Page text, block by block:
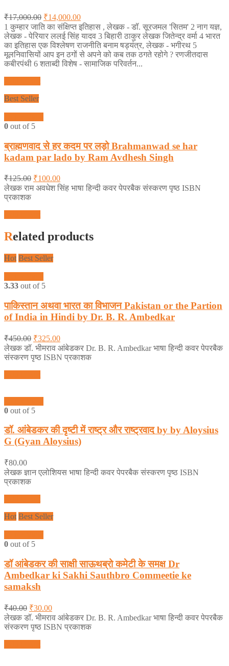
₹17,000.00 ₹14,000.00
1 कुम्हार जाति का संक्षिप्त इतिहास , लेखक - डॉ. सूरजमल 'सितम' 2 नाग यज्ञ,
लेखक - पेरियार ललई सिंह यादव 3 बिहारी ठाकुर लेखक जितेन्द्र वर्मा 4 भारत
का इतिहास एक विश्लेषण राजनीति बनाम षड्यंत्र, लेखक - भगीरथ 5
मूलनिवासियों आप इन ठगों से अपने को कब तक ठगते रहोगे ? रणजीतदास
कबीरपंथी 6 शताब्दी विशेष - सामाजिक परिवर्तन...
Best Seller
0 out of 5
ब्राह्मणवाद से हर कदम पर लड़ो Brahmanwad se har
kadam par lado by Ram Avdhesh Singh
₹125.00 ₹100.00
लेखक राम अवधेश सिंह भाषा हिन्दी कवर पेपरबैक संस्करण पृष्ठ ISBN
प्रकाशक
Related products
Hot Best Seller
3.33 out of 5
पाकिस्तान अथवा भारत का विभाजन Pakistan or the Partion
of India in Hindi by Dr. B. R. Ambedkar
₹450.00 ₹325.00
लेखक डॉ. भीमराव आंबेडकर Dr. B. R. Ambedkar भाषा हिन्दी कवर पेपरबैक
संस्करण पृष्ठ ISBN प्रकाशक
0 out of 5
डॉ. आंबेडकर की दृष्टी में राष्ट्र और राष्ट्रवाद by by Aloysius
G (Gyan Aloysius)
₹80.00
लेखक ज्ञान एलोशियस भाषा हिन्दी कवर पेपरबैक संस्करण पृष्ठ ISBN
प्रकाशक
Hot Best Seller
0 out of 5
डॉ आंबेडकर की साक्षी साऊथब्रो कमेटी के समक्ष Dr
Ambedkar ki Sakhi Sauthbro Commeetie ke
samaksh
₹40.00 ₹30.00
लेखक डॉ. भीमराव आंबेडकर Dr. B. R. Ambedkar भाषा हिन्दी कवर पेपरबैक
संस्करण पृष्ठ ISBN प्रकाशक